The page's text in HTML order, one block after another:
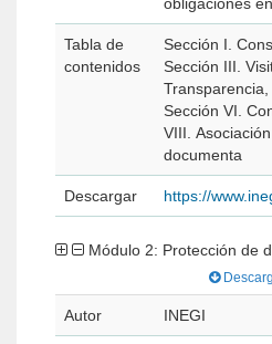
Tabla de
contenidos
Sección I.
Sección III.
Sección VI.
VIII.
documenta
Descargar https://
Módulo 2: Protección de
Autor INEGI